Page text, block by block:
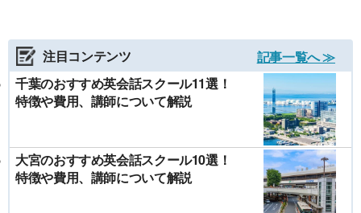
注目コンテンツ
記事一覧へ ≫
千葉のおすすめ英会話スクール11選！
特徴や費用、講師について解説
大宮のおすすめ英会話スクール10選！
特徴や費用、講師について解説